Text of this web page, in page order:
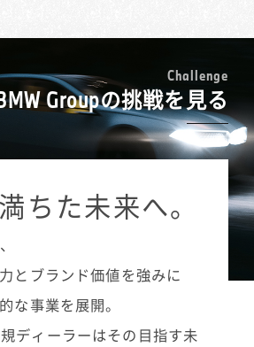
る機会のないような方々と、
てコミュニケーションを深
を見ることができるのはBMW
ム・ブランドならではと思っ
っしゃる方も多いのですが、
求めるあり方ではありませ
業は少ないので話しやすい」
いただけることもあるので、
らかさを生かし、笑顔を大
、お客様と距離が近くなりや
、積極的に普段のお話を伺う
。
来店された場合は、商品説明
やお子様などご家族全員の目
にし、ご家族皆様にご満足い
心掛けています。
、2年を経て正式に転籍とな
差は大きく感じましたね。前
度決まった手順で案件を進め
、多様な背景や考え方を持っ
し、それに合わせた提案が求
のセールス・コンサルタン
は200名ほど。調子伺いの訪問
紹介、車検・点検のご案内な
お客様との接点を増やし、地
続けていきます。「こういう
ズはこのお客様の好みに合い
お届けに伺い、立ち話ついで
介させていただいたり。自分
Challenge
Groupの挑戦を見る
ちた未来へ。
とブランド価値を強みに
な事業を展開。
ディーラーはその目指す未